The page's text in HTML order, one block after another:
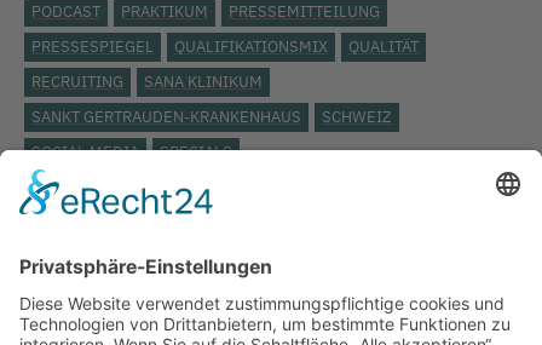
PODCAST
PRAKTIKUM
PRESSEMITTEILUNG
PRESSESPIEGEL
QUALIFIKATIONSMIX
QUALITÄT
RECRUITING
SANA KLINIKUM
SANKT GERTRAUDEN-KRANKENHAUS
SCHWEIZ
SOCIAL MEDIA
SPECIALS
STÄDTISCHES KLINIKUM LÜNEBURG
UKB
UKRAINE
VERANSTALTUNG
VERBAND DER ERSATZKASSEN
VEREINBARKEIT
VIDEO
VIELFALT
VIVANTES WEITERBILDUNG WERTSCHÄTZUNG